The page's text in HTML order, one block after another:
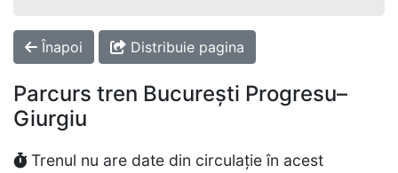
Înapoi Distribuie pagina
Parcurs tren București Progresu–
Giurgiu
Trenul nu are date din circulație în acest